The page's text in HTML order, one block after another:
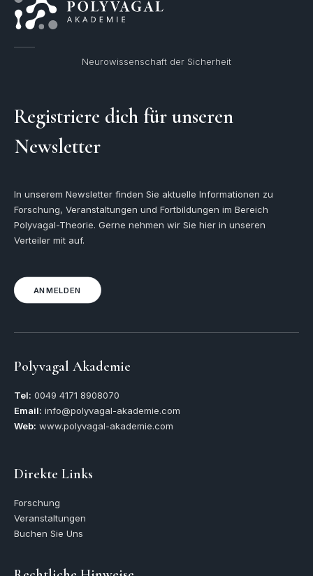
Neurowissenschaft der Sicherheit
Registriere dich für unseren
Newsletter
In unserem Newsletter finden Sie aktuelle Informationen zu
Forschung, Veranstaltungen und Fortbildungen im Bereich
Polyvagal-Theorie. Gerne nehmen wir Sie hier in unseren
Verteiler mit auf.
ANMELDEN
Polyvagal Akademie
Tel: 0049 4171 8908070
Email: info@polyvagal-akademie.com
Web: www.polyvagal-akademie.com
Direkte Links
Forschung
Veranstaltungen
Buchen Sie Uns